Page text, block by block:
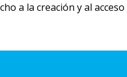
a la creación y al